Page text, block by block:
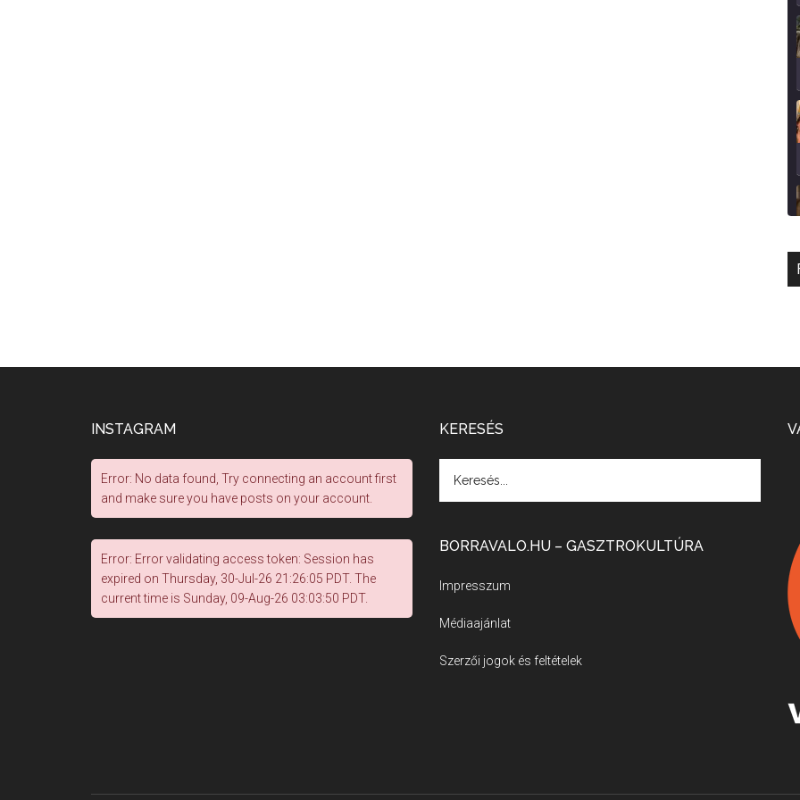
INSTAGRAM
Error: No data found, Try connecting an account first
and make sure you have posts on your account.
Error: Error validating access token: Session has
expired on Thursday, 30-Jul-26 21:26:05 PDT. The
current time is Sunday, 09-Aug-26 03:03:50 PDT.
KERESÉS
BORRAVALO.HU – GASZTROKULTÚRA
Impresszum
Médiaajánlat
Szerzői jogok és feltételek